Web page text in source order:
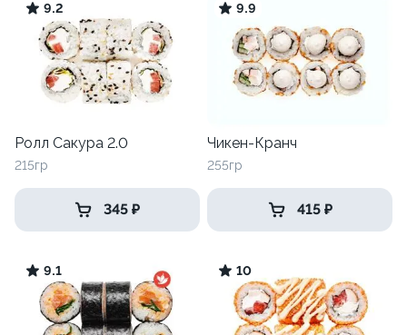
9.2
Ролл Сакура 2.0
215гр
345 ₽
9.9
Чикен-Кранч
255гр
415 ₽
9.1 10